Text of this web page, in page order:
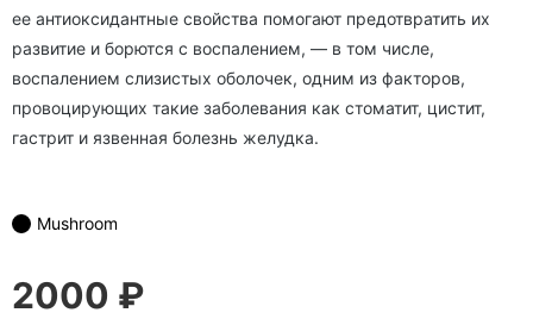
ее антиоксидантные свойства помогают предотвратить их
развитие и борются с воспалением, — в том числе,
воспалением слизистых оболочек, одним из факторов,
провоцирующих такие заболевания как стоматит, цистит,
гастрит и язвенная болезнь желудка.
Mushroom
2000 ₽